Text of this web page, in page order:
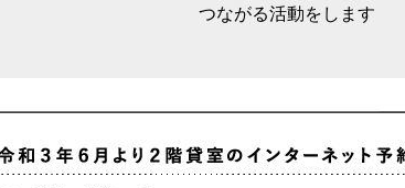
つながる活動をします